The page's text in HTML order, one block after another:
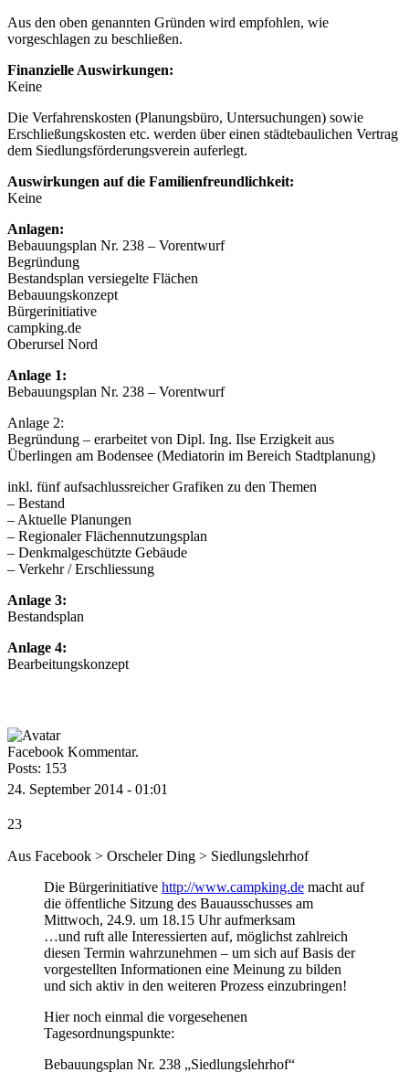
Aus den oben genannten Gründen wird empfohlen, wie
vorgeschlagen zu beschließen.
Finanzielle Auswirkungen:
Keine
Die Verfahrenskosten (Planungsbüro, Untersuchungen) sowie
Erschließungskosten etc. werden über einen städtebaulichen Vertrag
dem Siedlungsförderungsverein auferlegt.
Auswirkungen auf die Familienfreundlichkeit:
Keine
Anlagen:
Bebauungsplan Nr. 238 – Vorentwurf
Begründung
Bestandsplan versiegelte Flächen
Bebauungskonzept
Bürgerinitiative
campking.de
Oberursel Nord
Anlage 1:
Bebauungsplan Nr. 238 – Vorentwurf
Anlage 2:
Begründung – erarbeitet von Dipl. Ing. Ilse Erzigkeit aus
Überlingen am Bodensee (Mediatorin im Bereich Stadtplanung)
inkl. fünf aufsachlussreicher Grafiken zu den Themen
– Bestand
– Aktuelle Planungen
– Regionaler Flächennutzungsplan
– Denkmalgeschützte Gebäude
– Verkehr / Erschliessung
Anlage 3:
Bestandsplan
Anlage 4:
Bearbeitungskonzept
Facebook Kommentar.
Posts: 153
24. September 2014 - 01:01
23
Aus Facebook > Orscheler Ding > Siedlungslehrhof
Die Bürgerinitiative http://www.campking.de macht auf
die öffentliche Sitzung des Bauausschusses am
Mittwoch, 24.9. um 18.15 Uhr aufmerksam
…und ruft alle Interessierten auf, möglichst zahlreich
diesen Termin wahrzunehmen – um sich auf Basis der
vorgestellten Informationen eine Meinung zu bilden
und sich aktiv in den weiteren Prozess einzubringen!
Hier noch einmal die vorgesehenen
Tagesordnungspunkte:
Bebauungsplan Nr. 238 „Siedlungslehrhof“